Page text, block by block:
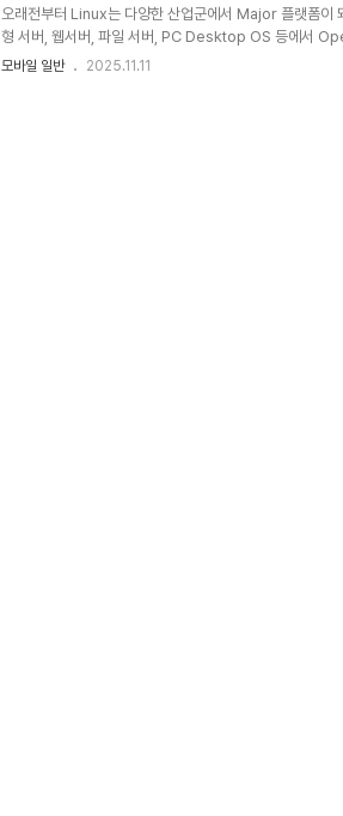
오래전부터 Linux는 다양한 산업군에서 Major 플랫폼이
형 서버, 웹서버, 파일 서버, PC Desktop OS 등에서
물겨운 사투를 해왔으나 항상 minor에서 벗어나기에는 뭔
모바일 일반 2025.11.11